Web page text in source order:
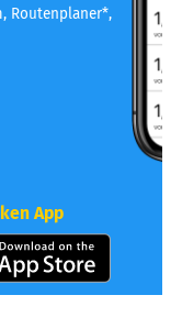
Routenplaner*,
App